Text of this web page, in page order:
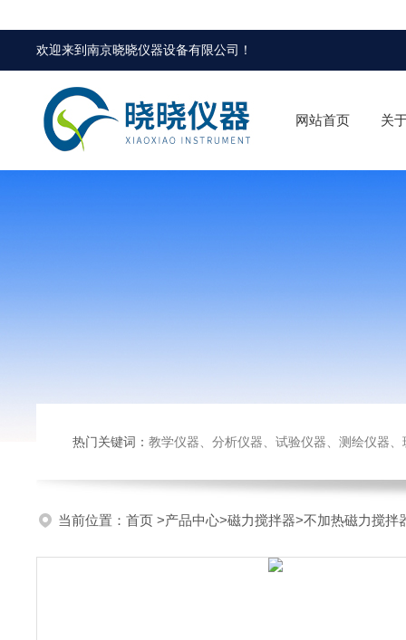
欢迎来到南京晓晓仪器设备有限公司 ！
网站首页 关
热门关键词： 教学仪器、分析仪器、试验仪器、测绘仪器、玻璃仪
当前位置： 首页 >产品中心>磁力搅拌器>不加热磁力搅拌